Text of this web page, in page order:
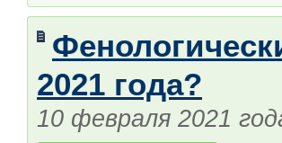
2021 года?
10 февраля 2021